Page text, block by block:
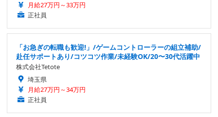
月給27万円～33万円
正社員
「お急ぎの転職も歓迎!」/ゲームコントローラーの組立補助/
赴任サポートあり/コツコツ作業/未経験OK/20〜30代活躍中
株式会社Tetote
埼玉県
月給27万円～34万円
正社員